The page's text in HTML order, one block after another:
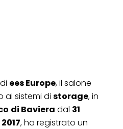
ees Europe, il salone
ai sistemi di storage, in
di Baviera dal 31
, ha registrato un